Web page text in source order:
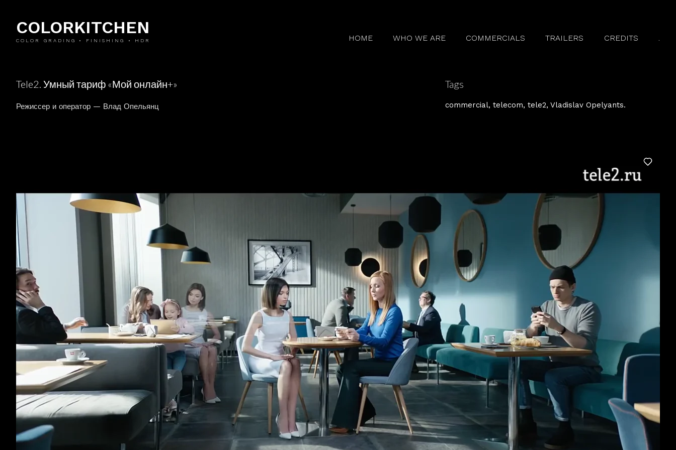
COLORKITCHEN
COLOR GRADING • FINISHING • HDR HOME WHO WE ARE COMMERCIALS TRAILERS CREDITS .
Tele2. Умный тариф «Мой онлайн+»
Режиссер и оператор — Влад Опельянц
Tags
commercial telecom tele2 Vladislav Opelyants